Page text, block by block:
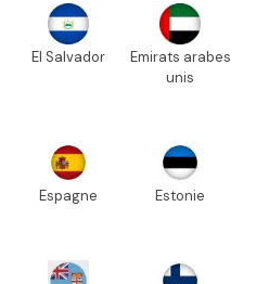
El Salvador
Emirats arabes
unis
Espagne Estonie